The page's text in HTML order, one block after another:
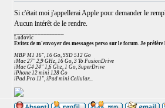
Si c'était moi j'appellerai Apple pour demander le
Aucun intérêt de le rendre.
Ludovic
Evitez de m'envoyer des messages perso sur le forum. Je préfère
MBP M1 16", 16 Go, SSD 512 Go
iMac 27" 2,9 GHz, 16 Go, 3 To FusionDrive
iMac G4 24" 1,6 Ghz, 1 Go, SuperDrive
iPhone 12 mini 128 Go
iPad Pro 11", iPad mini Cellular...